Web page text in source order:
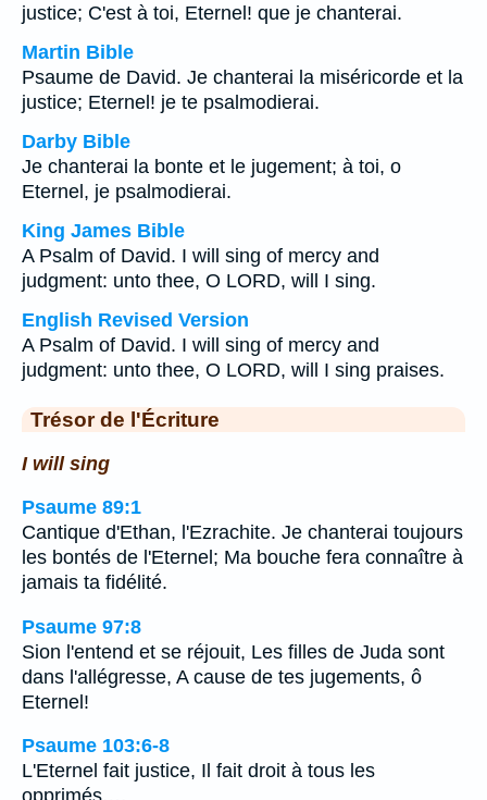
justice; C'est à toi, Eternel! que je chanterai.
Martin Bible
Psaume de David. Je chanterai la miséricorde et la
justice; Eternel! je te psalmodierai.
Darby Bible
Je chanterai la bonte et le jugement; à toi, o
Eternel, je psalmodierai.
King James Bible
A Psalm of David. I will sing of mercy and
judgment: unto thee, O LORD, will I sing.
English Revised Version
A Psalm of David. I will sing of mercy and
judgment: unto thee, O LORD, will I sing praises.
Trésor de l'Écriture
I will sing
Psaume 89:1
Cantique d'Ethan, l'Ezrachite. Je chanterai toujours
les bontés de l'Eternel; Ma bouche fera connaître à
jamais ta fidélité.
Psaume 97:8
Sion l'entend et se réjouit, Les filles de Juda sont
dans l'allégresse, A cause de tes jugements, ô
Eternel!
Psaume 103:6-8
L'Eternel fait justice, Il fait droit à tous les